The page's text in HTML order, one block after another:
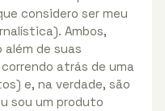
considero ser meu
Ambos,
além de suas
atrás de uma
e, na verdade, são
sou um produto